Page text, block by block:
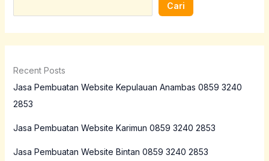
Cari
Recent Posts
Jasa Pembuatan Website Kepulauan Anambas 0859 3240
2853
Jasa Pembuatan Website Karimun 0859 3240 2853
Jasa Pembuatan Website Bintan 0859 3240 2853